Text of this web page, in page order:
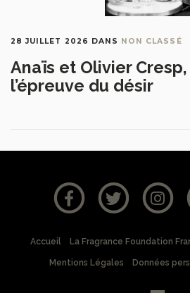
28 JUILLET 2026 DANS NON CLASSÉ
Anaïs et Olivier
l’épreuve du désir
Accueil La Fragrance Foundation
Mentions Légales Données